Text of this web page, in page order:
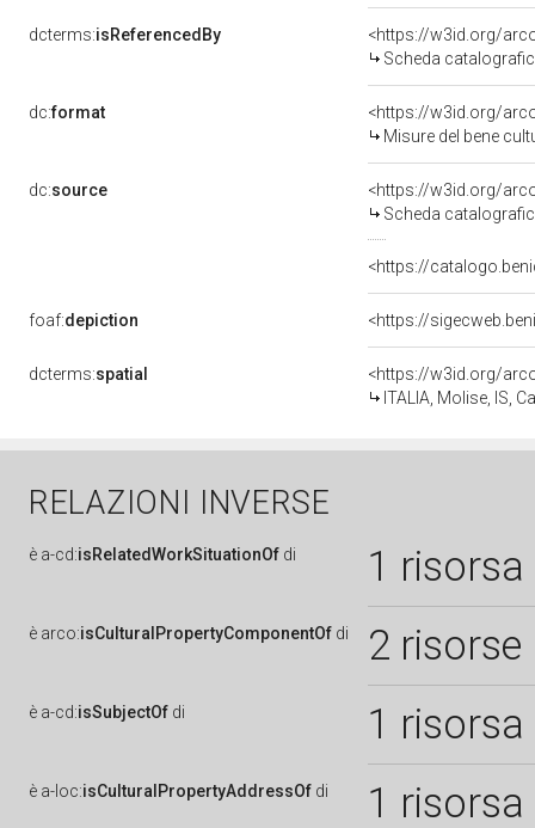
dcterms:isReferencedBy
<https://w3id.org/
Scheda
dc:format
<https://w3id.org/
Misure del bene
dc:source
<https://w3id.org/
Scheda
<https://
foaf:depiction <https://
dcterms:spatial
<https://w3id.org/
ITALIA, Molise, IS,
RELAZIONI INVERSE
è a-cd:isRelatedWorkSituationOf di 1 risorsa
è arco:isCulturalPropertyComponentOf di 2 risorse
è a-cd:isSubjectOf di 1 risorsa
è a-loc:isCulturalPropertyAddressOf di 1 risorsa